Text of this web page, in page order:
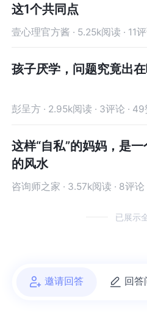
这1个共同点
壹心理官方酱 · 5.25k阅读 · 11
孩子厌学，问题究竟出在
彭呈方 · 2.95k阅读 · 3评论 ·
这样“自私”的妈妈，是
的风水
咨询师之家 · 3.57k阅读 · 8评论
已展示
邀请回答 回答